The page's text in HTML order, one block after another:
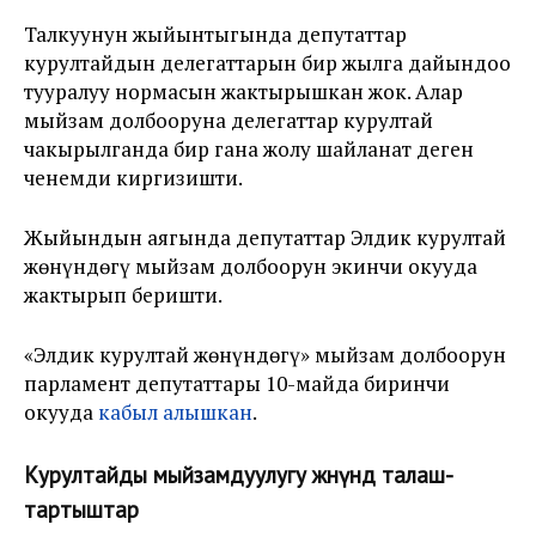
Талкуунун жыйынтыгында депутаттар
курултайдын делегаттарын бир жылга дайындоо
тууралуу нормасын жактырышкан жок. Алар
мыйзам долбооруна делегаттар курултай
чакырылганда бир гана жолу шайланат деген
ченемди киргизишти.
Жыйындын аягында депутаттар Элдик курултай
жөнүндөгү мыйзам долбоорун экинчи окууда
жактырып беришти.
«Элдик курултай жөнүндөгү» мыйзам долбоорун
парламент депутаттары 10-майда биринчи
окууда кабыл алышкан.
Курултайды мыйзамдуулугу жөнүндө талаш-
тартыштар